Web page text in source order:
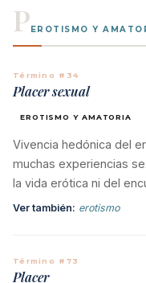
PEROTISMO Y
Término #34
Placer sexual
EROTISMO Y AMATORIA
Vivencia hedónica del
muchas experiencias
la vida erótica ni del
Ver también: erotismo
Término #73
Placer